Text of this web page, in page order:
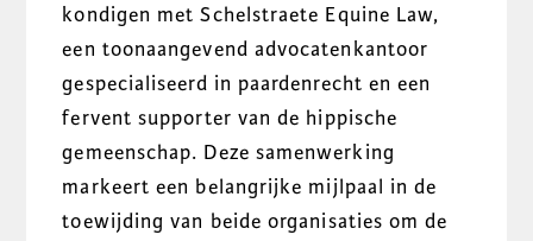
kondigen met Schelstraete Equine Law,
een toonaangevend advocatenkantoor
gespecialiseerd in paardenrecht en een
fervent supporter van de hippische
gemeenschap. Deze samenwerking
markeert een belangrijke mijlpaal in de
toewijding van beide organisaties om de